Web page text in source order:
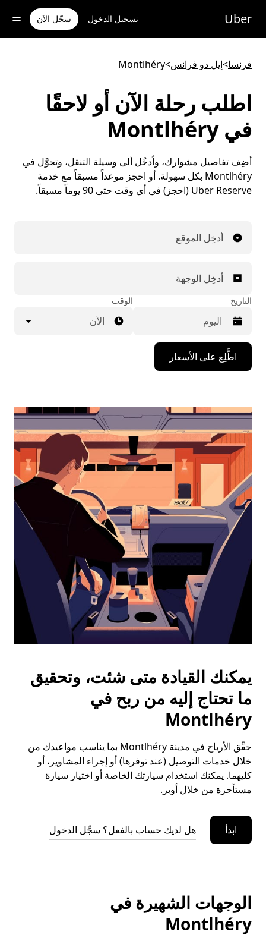
للوصول
المحتوى
Uber تسجيل الدخول سجّل الآن
فرنسا>إيل دو فرانس>
Montlhéry
اطلب رحلة الآن أو لاحقًا
في Montlhéry
أضِف تفاصيل مشوارك، واُدخُل ألى وسيلة التنقل، وتجوَّل في
Montlhéry بكل سهولة. أو احجز موعداً مسبقاً مع خدمة
Uber Reserve (احجز) في أي وقت حتى 90 يوماً مسبقاً.
أدخِل الموقع
أدخِل الوجهة
التاريخ
اضغط
على
مفتاح
للأسفل
لاستخدام
التقويم
التاريخ.
اضغط
على
زر
الخروج
لإغلاق
التقويم.
الوقت
الآن
اطَّلِع على الأسعار
يمكنك القيادة متى شئت، وتحقيق
ما تحتاج إليه من ربح في
Montlhéry
حقِّق الأرباح في مدينة Montlhéry بما يناسب مواعيدك من
خلال خدمات التوصيل (عند توفرها) أو إجراء المشاوير، أو
كليهما. يمكنك استخدام سيارتك الخاصة أو اختيار سيارة
مستأجرة من خلال أوبر.
ابدأ هل لديك حساب بالفعل؟ سجِّل الدخول
الوجهات الشهيرة في
Montlhéry